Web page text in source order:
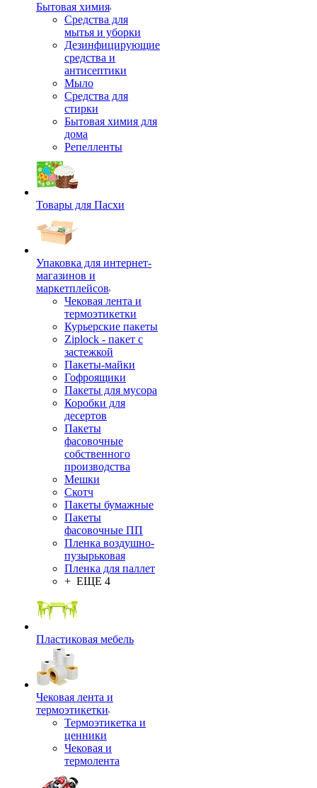
Бытовая химия
Средства для
мытья и уборки
Дезинфицирующие
средства и
антисептики
Мыло
Средства для
стирки
Бытовая химия для
дома
Репелленты
Товары для Пасхи
Упаковка для интернет-
магазинов и
маркетплейсов
Чековая лента и
термоэтикетки
Курьерские пакеты
Ziplock - пакет с
застежкой
Пакеты-майки
Гофроящики
Пакеты для мусора
Коробки для
десертов
Пакеты
фасовочные
собственного
производства
Мешки
Скотч
Пакеты бумажные
Пакеты
фасовочные ПП
Пленка воздушно-
пузырьковая
Пленка для паллет
+ ЕЩЕ 4
Пластиковая мебель
Чековая лента и
термоэтикетки
Термоэтикетка и
ценники
Чековая и
термолента